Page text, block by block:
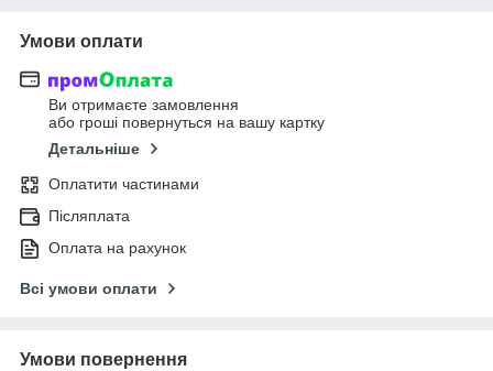
Умови оплати
Ви отримаєте замовлення
або гроші повернуться на вашу картку
Детальніше
Оплатити частинами
Післяплата
Оплата на рахунок
Всі умови оплати
Умови повернення